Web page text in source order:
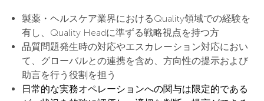
製薬・ヘルスケア業界におけるQuality領域での経験を
有し、Quality Headに準ずる戦略視点を持つ方
品質問題発生時の対応やエスカレーション対応におい
て、グローバルとの連携を含め、方向性の提示および
助言を行う役割を担う
日常的な実務オペレーションへの関与は限定的である